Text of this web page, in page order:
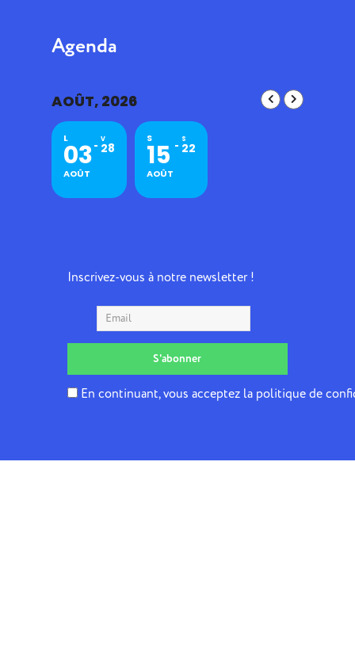
Agenda
AOÛT, 2026
L
03
AOÛT
V
28
S
15
AOÛT
S
22
Inscrivez-vous à notre newsletter !
En continuant, vous acceptez la politique de